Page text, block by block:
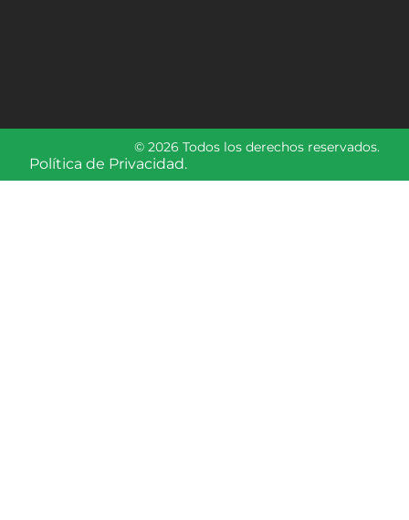
© 2026 Todos los derechos reservados.
Política de Privacidad.